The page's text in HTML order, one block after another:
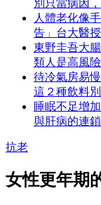
別只當病因
人體老化像
告」台大醫
東野圭吾大
類人是高風
待冷氣房易
這２種飲料
睡眠不足增
與肝病的連
抗老
女性更年期